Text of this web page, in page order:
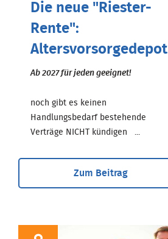
Die neue "Riester-
Rente":
Altersvorsorgedepot
Ab 2027 für jeden geeignet!
noch gibt es keinen
Handlungsbedarf bestehende
Verträge NICHT kündigen ...
Zum Beitrag